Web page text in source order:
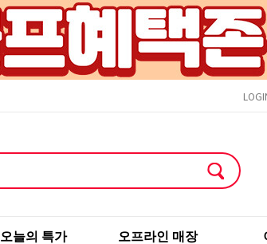
오늘의 특가 오프라인 매장